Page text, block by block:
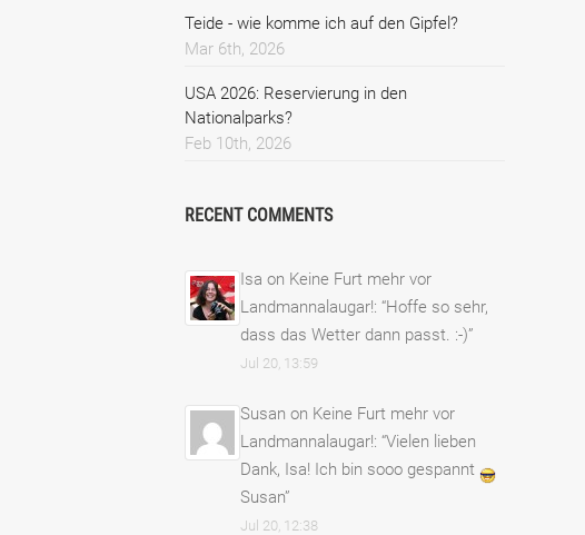
Teide - wie komme ich auf den Gipfel?
Mar 6th, 2026
USA 2026: Reservierung in den
Nationalparks?
Feb 10th, 2026
RECENT COMMENTS
Isa on Keine Furt mehr vor
Landmannalaugar!: “Hoffe so sehr,
dass das Wetter dann passt. :-)”
Jul 20, 13:59
Susan on Keine Furt mehr vor
Landmannalaugar!: “Vielen lieben
Dank, Isa! Ich bin sooo gespannt
Susan”
Jul 20, 12:38